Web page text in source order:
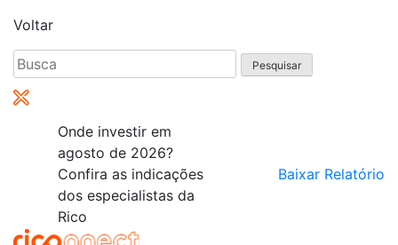
Voltar
Pesquisar
por:
Onde investir em
agosto de 2026?
Confira as indicações
dos especialistas da
Rico
Baixar Relatório